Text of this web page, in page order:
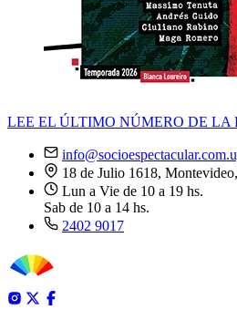
LEE EL ÚLTIMO NÚMERO DE LA
18 de Julio 1618,
Lun a Vie de 10 a 19 hs.
Sab de 10 a 14 hs.
2402 9017